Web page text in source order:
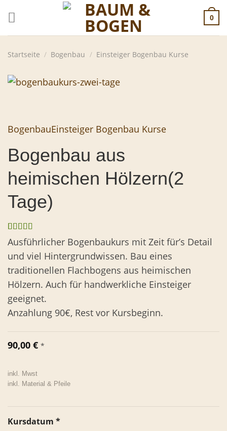
Inhalt
springen
0
Startseite / Bogenbau / Einsteiger Bogenbau Kurse
BogenbauEinsteiger Bogenbau Kurse
Bogenbau aus
heimischen Hölzern(2
Tage)
Bewertet
mit5.00 von
5, basierend
2
Kundenbewertungen
Ausführlicher Bogenbaukurs mit Zeit für’s Detail
und viel Hintergrundwissen. Bau eines
traditionellen Flachbogens aus heimischen
Hölzern. Auch für handwerkliche Einsteiger
geeignet.
Anzahlung 90€, Rest vor Kursbeginn.
90,00 € *
inkl. Mwst
inkl. Material & Pfeile
Kursdatum *